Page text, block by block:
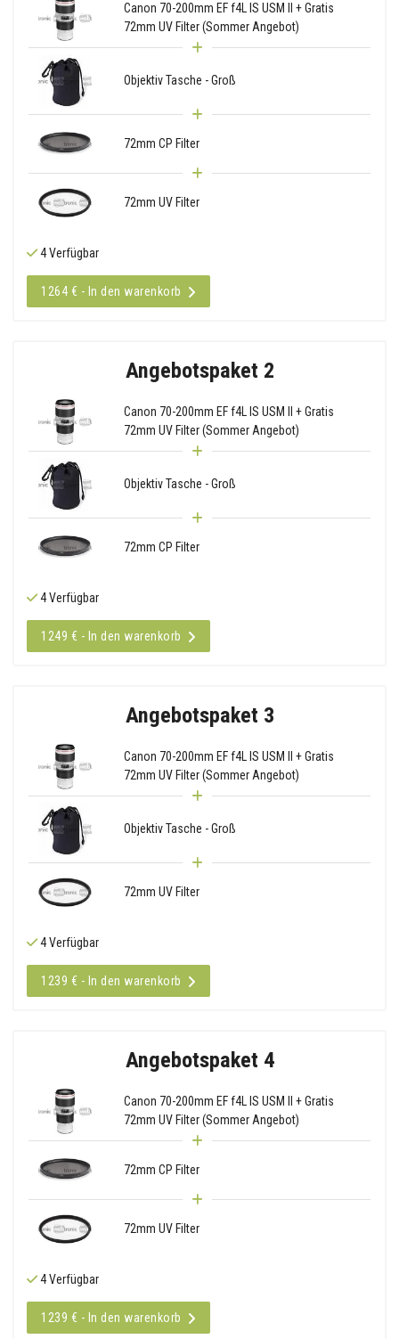
Canon 70-200mm EF f4L IS USM II + Gratis
72mm UV Filter (Sommer Angebot)
Objektiv Tasche - Groß
72mm CP Filter
72mm UV Filter
4 Verfügbar
1264 € - In den warenkorb
Angebotspaket 2
Canon 70-200mm EF f4L IS USM II + Gratis
72mm UV Filter (Sommer Angebot)
Objektiv Tasche - Groß
72mm CP Filter
4 Verfügbar
1249 € - In den warenkorb
Angebotspaket 3
Canon 70-200mm EF f4L IS USM II + Gratis
72mm UV Filter (Sommer Angebot)
Objektiv Tasche - Groß
72mm UV Filter
4 Verfügbar
1239 € - In den warenkorb
Angebotspaket 4
Canon 70-200mm EF f4L IS USM II + Gratis
72mm UV Filter (Sommer Angebot)
72mm CP Filter
72mm UV Filter
4 Verfügbar
1239 € - In den warenkorb